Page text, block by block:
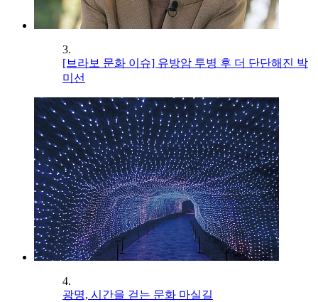
3.
[브라보 문화 이슈] 유방암 투병 후 더 단단해진 박
미선
4.
광명, 시간을 걷는 문화 마실길